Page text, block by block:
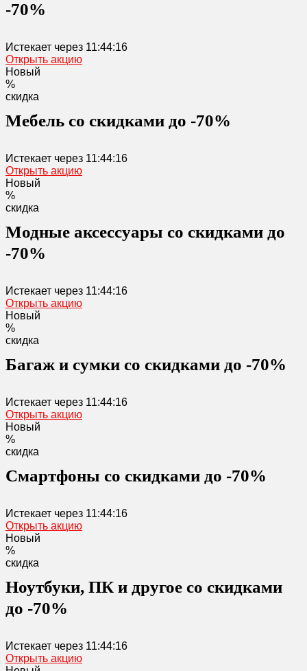
-70%
Истекает через 11:44:16
Открыть акцию
Новый
%
скидка
Мебель со скидками до -70%
Истекает через 11:44:16
Открыть акцию
Новый
%
скидка
Модные аксессуары со скидками до
-70%
Истекает через 11:44:16
Открыть акцию
Новый
%
скидка
Багаж и сумки со скидками до -70%
Истекает через 11:44:16
Открыть акцию
Новый
%
скидка
Cмартфоны со скидками до -70%
Истекает через 11:44:16
Открыть акцию
Новый
%
скидка
Ноутбуки, ПК и другое со скидками
до -70%
Истекает через 11:44:16
Открыть акцию